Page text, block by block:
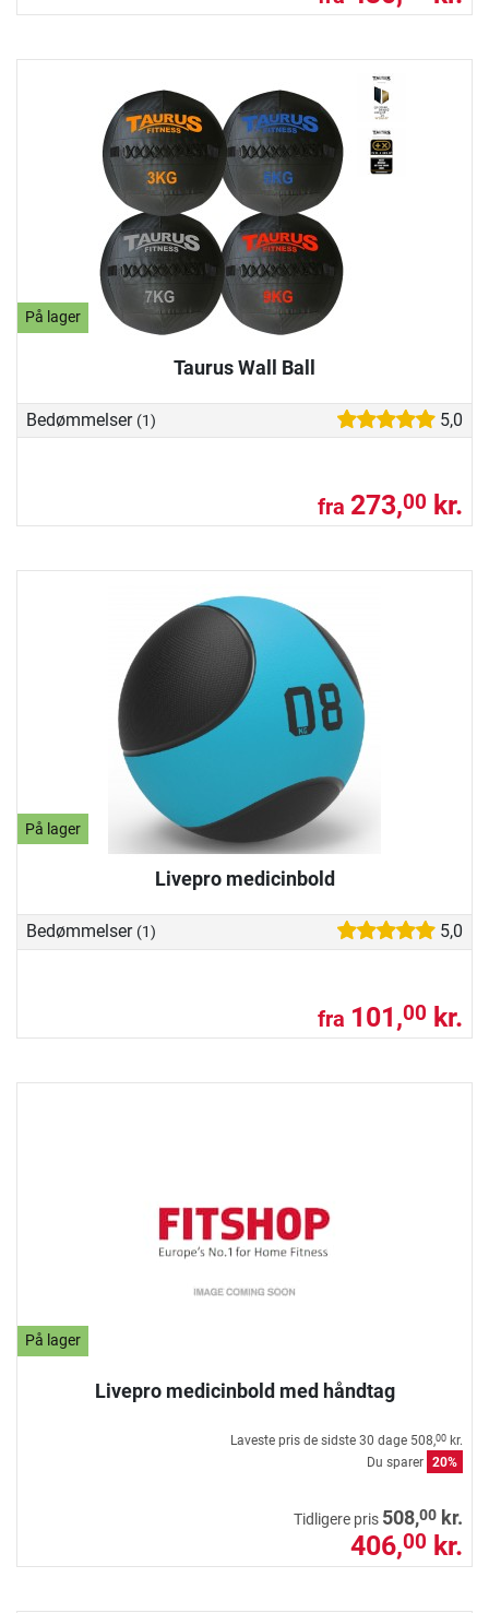
På lager
Taurus Wall Ball
Bedømmelser (1) 5,0
fra 273,00 kr.
På lager
Livepro medicinbold
Bedømmelser (1) 5,0
fra 101,00 kr.
På lager
Livepro medicinbold med håndtag
Laveste pris de sidste 30 dage 508,00 kr.
Du sparer 20%
Tidligere pris 508,00 kr.
406,00 kr.